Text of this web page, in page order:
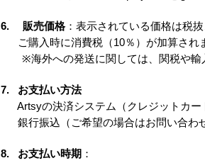
6. 販売価格：表示されている価格は税抜
ご購入時に消費税（10％）が加算され
※海外への発送に関しては、関税や輸
7.
お支払い方法
Artsyの決済システム（クレジットカー
銀行振込（ご希望の場合はお問い合わ
8. お支払い時期 ：